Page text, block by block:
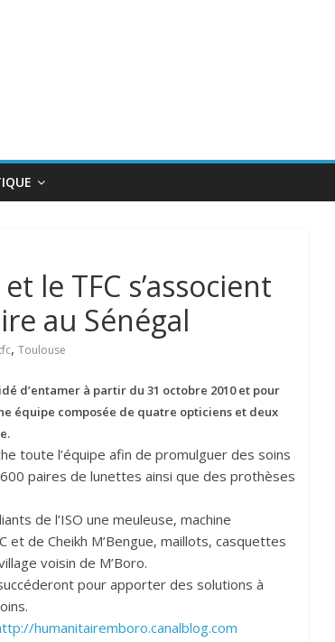
le TFC s’associent
au Sénégal
, Toulouse
d’entamer à partir du 31 octobre 2010 et pour
équipe composée de quatre opticiens et deux
toute l’équipe afin de promulguer des soins
paires de lunettes ainsi que des prothèses
de l’ISO une meuleuse, machine
de Cheikh M’Bengue, maillots, casquettes
voisin de M’Boro.
pour apporter des solutions à
humanitairemboro.canalblog.com